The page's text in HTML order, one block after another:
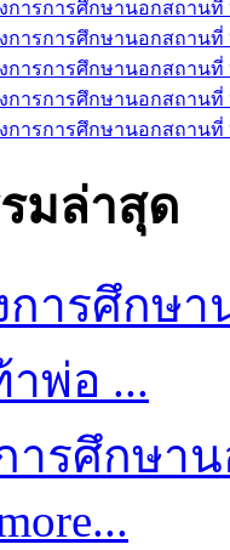
มล่าสุด
ารศึกษา